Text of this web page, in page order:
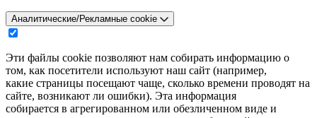
Аналитические/Рекламные cookie
Эти файлы cookie позволяют нам собирать информацию о
том, как посетители используют наш сайт (например,
какие страницы посещают чаще, сколько времени проводят на
сайте, возникают ли ошибки). Эта информация
собирается в агрегированном или обезличенном виде и